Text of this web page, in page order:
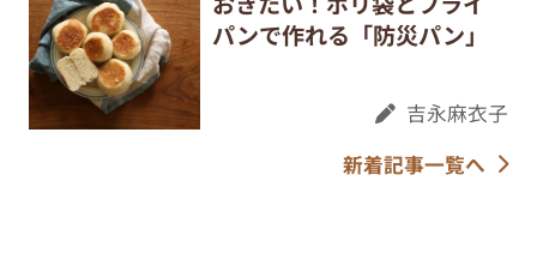
パンで作れる「防災パン」
吉永麻衣子
新着記事一覧へ